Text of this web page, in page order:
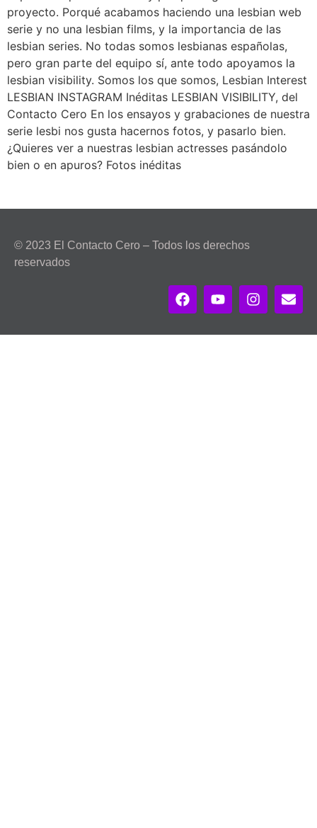
proyecto. Porqué acabamos haciendo una lesbian web
serie y no una lesbian films, y la importancia de las
lesbian series. No todas somos lesbianas españolas,
pero gran parte del equipo sí, ante todo apoyamos la
lesbian visibility. Somos los que somos, Lesbian Interest
LESBIAN INSTAGRAM Inéditas LESBIAN VISIBILITY, del
Contacto Cero En los ensayos y grabaciones de nuestra
serie lesbi nos gusta hacernos fotos, y pasarlo bien.
¿Quieres ver a nuestras lesbian actresses pasándolo
bien o en apuros? Fotos inéditas
© 2023 El Contacto Cero – Todos los derechos
reservados